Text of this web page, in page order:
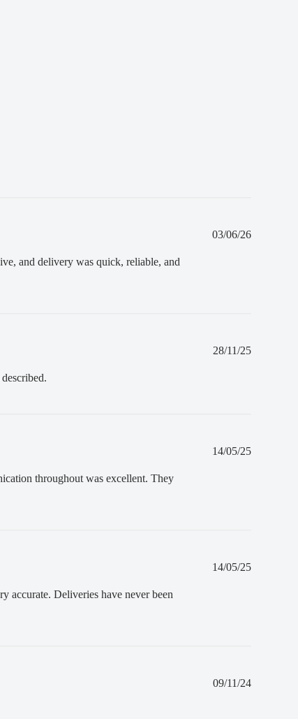
and delivery was quick, reliable, and
Fecha
03/06/26
Fecha
28/11/25
throughout was excellent. They
Fecha
14/05/25
accurate. Deliveries have never been
Fecha
14/05/25
Fecha
09/11/24